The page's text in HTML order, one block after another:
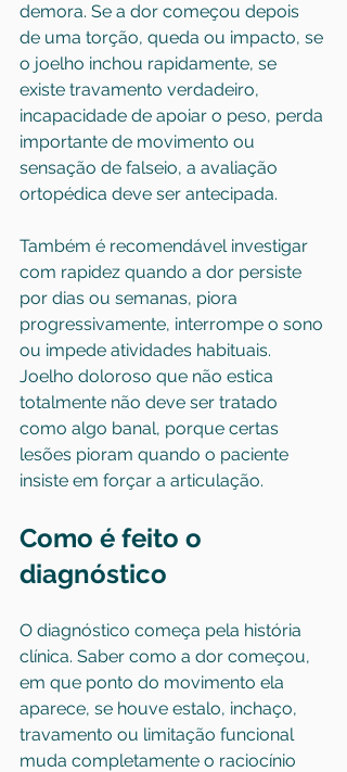
demora. Se a dor começou depois
de uma torção, queda ou impacto, se
o joelho inchou rapidamente, se
existe travamento verdadeiro,
incapacidade de apoiar o peso, perda
importante de movimento ou
sensação de falseio, a avaliação
ortopédica deve ser antecipada.
Também é recomendável investigar
com rapidez quando a dor persiste
por dias ou semanas, piora
progressivamente, interrompe o sono
ou impede atividades habituais.
Joelho doloroso que não estica
totalmente não deve ser tratado
como algo banal, porque certas
lesões pioram quando o paciente
insiste em forçar a articulação.
Como é feito o
diagnóstico
O diagnóstico começa pela história
clínica. Saber como a dor começou,
em que ponto do movimento ela
aparece, se houve estalo, inchaço,
travamento ou limitação funcional
muda completamente o raciocínio